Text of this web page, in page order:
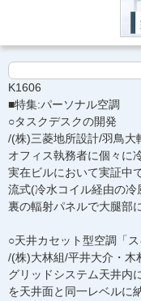
K1606
■特集:パーソナル空調
○タスクデスクの開発
/(株)三菱地所設計/羽鳥大
オフィス執務者に個々に
実在ビルにおいて実証中
流式(冷水コイル経由の
裏の輻射パネルで大腿部
○天井カセット型空調「
/(株)大林組/平井大介・木
グリッドシステム天井内
を天井面と同一レベルに